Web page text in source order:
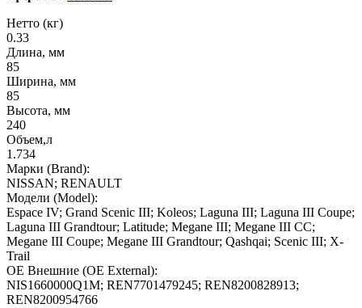
Нетто (кг)
0.33
Длина, мм
85
Ширина, мм
85
Высота, мм
240
Объем,л
1.734
Марки (Brand):
NISSAN; RENAULT
Модели (Model):
Espace IV; Grand Scenic III; Koleos; Laguna III; Laguna III Coupe;
Laguna III Grandtour; Latitude; Megane III; Megane III CC;
Megane III Coupe; Megane III Grandtour; Qashqai; Scenic III; X-
Trail
OE Внешние (OE External):
NIS1660000Q1M; REN7701479245; REN8200828913;
REN8200954766